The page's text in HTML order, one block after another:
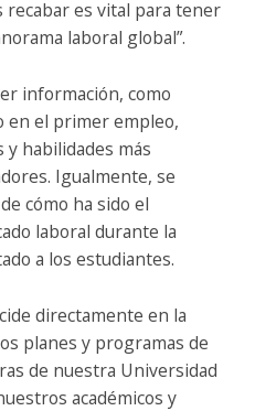
recabar es vital para tener
laboral global”.
información, como
en el primer empleo,
y habilidades más
Igualmente, se
cómo ha sido el
laboral durante la
a los estudiantes.
directamente en la
planes y programas de
de nuestra Universidad
académicos y